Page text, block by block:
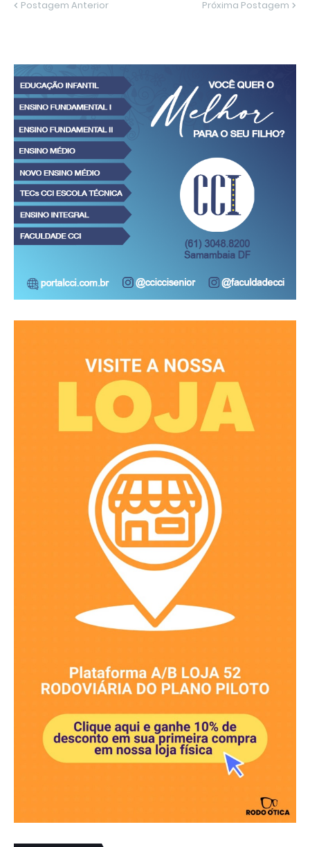
Postagem Anterior Próxima Postagem